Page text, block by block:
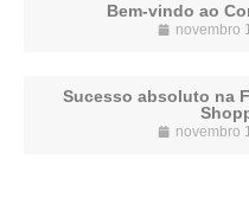
Bem-vindo ao
novembro
Sucesso absoluto na
novembro